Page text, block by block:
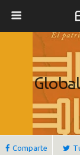
Comparte